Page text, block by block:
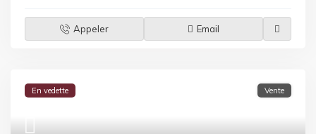
Appeler Email
En vedette Vente